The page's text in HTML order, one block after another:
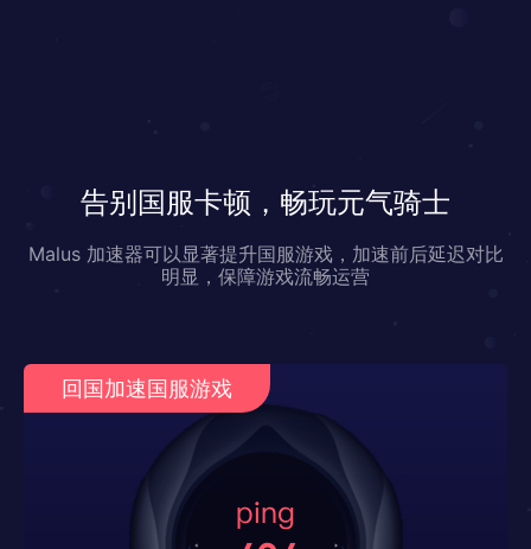
告别国服卡顿，畅玩元气骑士
Malus 加速器可以显著提升国服游戏，加速前后延迟对比
明显，保障游戏流畅运营
回国加速国服游戏